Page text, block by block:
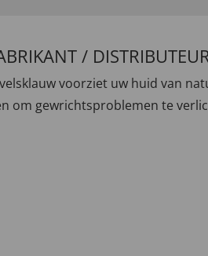
/
voorziet uw huid van
om gewrichtsproblemen te